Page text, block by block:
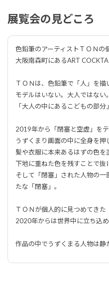
展覧会の見どころ
色鉛筆のアーティストＴＯＮの
大阪南森町にあるART
ＴＯＮは、色鉛筆で「人」を描
モデルはいない。大人ではない
「大人の中にあるこどもの部分
2019年から「閉塞と空虚」を
うずくまり画面の中に全身を押
髪や衣服に本来あるはずの色を
下地に重ねた色を残すことで抜
そして「閉塞」された人物の
たな「閉塞」。
ＴＯＮが個人的に見つめてきた
2020年からは世界中に立ち込
作品の中でうずくまる人物は静